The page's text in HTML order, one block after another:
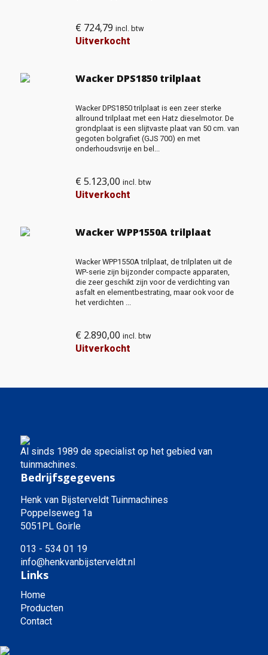
€ 724,79 incl. btw
Uitverkocht
Wacker DPS1850 trilplaat
Wacker DPS1850 trilplaat is een zeer sterke
allround trilplaat met een Hatz dieselmotor. De
grondplaat is een slijtvaste plaat van 50 cm. van
gegoten bolgrafiet (GJS 700) en met
onderhoudsvrije en bel...
€ 5.123,00 incl. btw
Uitverkocht
Wacker WPP1550A trilplaat
Wacker WPP1550A trilplaat, de trilplaten uit de
WP-serie zijn bijzonder compacte apparaten,
die zeer geschikt zijn voor de verdichting van
asfalt en elementbestrating, maar ook voor de
het verdichten ...
€ 2.890,00 incl. btw
Uitverkocht
Al sinds 1989 de specialist op het gebied van
tuinmachines.
Bedrijfsgegevens
Henk van Bijsterveldt Tuinmachines
Poppelseweg 1a
5051PL Goirle
013 - 534 01 19
info@henkvanbijsterveldt.nl
Links
Home
Producten
Contact